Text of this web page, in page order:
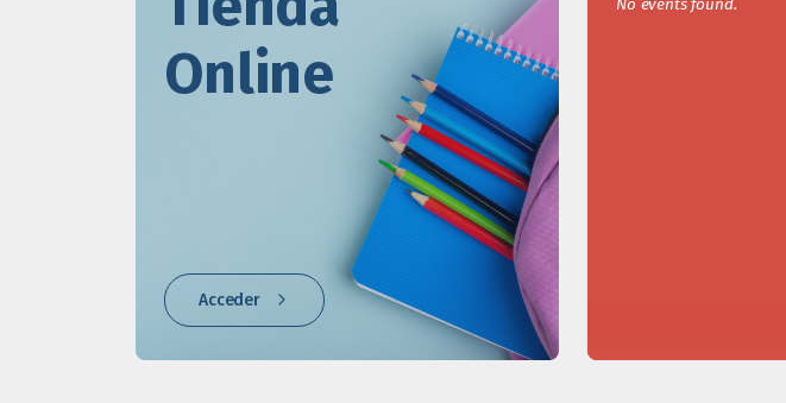
Online
Acceder
No events found.